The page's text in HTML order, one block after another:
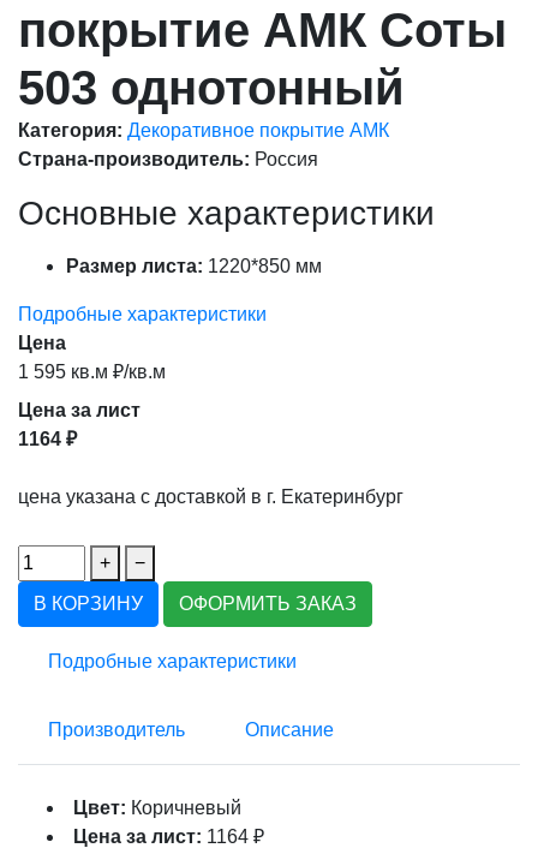
покрытие АМК Соты
503 однотонный
Категория: Декоративное покрытие АМК
Страна-производитель: Россия
Основные характеристики
Размер листа: 1220*850 мм
Подробные характеристики
Цена
1 595 кв.м ₽/кв.м
Цена за лист
1164 ₽
цена указана с доставкой в г. Екатеринбург
+
−
В КОРЗИНУ
ОФОРМИТЬ ЗАКАЗ
Подробные характеристики
Производитель Описание
Цвет: Коричневый
Цена за лист: 1164 ₽